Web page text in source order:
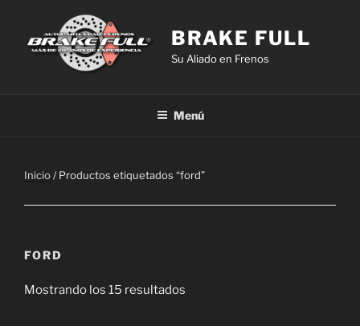
contenido
BRAKE FULL
Su Aliado en Frenos
Menú
Inicio/ Productos etiquetados “ford”
FORD
Mostrando los 15 resultados